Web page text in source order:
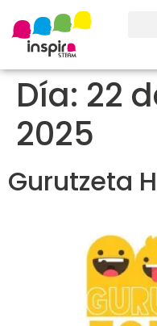
Día: 22
2025
Gurutzeta